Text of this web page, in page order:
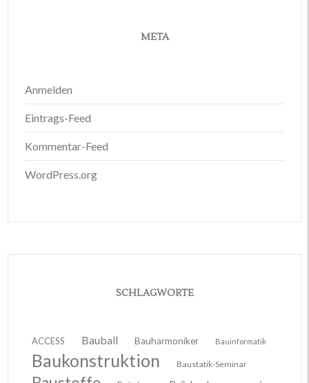
META
Anmelden
Eintrags-Feed
Kommentar-Feed
WordPress.org
SCHLAGWORTE
ACCESS Bauball Bauharmoniker Bauinformatik
Baukonstruktion Baustatik-Seminar